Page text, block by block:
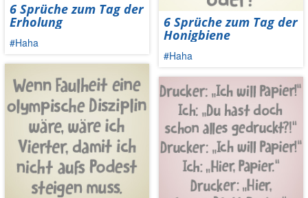
6 Sprüche zum Tag der
Erholung
#Haha
6 Sprüche zum Tag der
Honigbiene
#Haha